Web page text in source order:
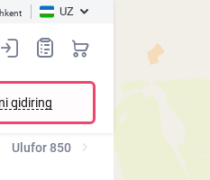
UZ
qidiring
Ulufor 850